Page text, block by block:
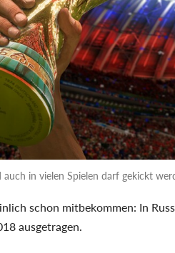
in vielen Spielen darf gekickt
schon mitbekommen: In
ausgetragen.